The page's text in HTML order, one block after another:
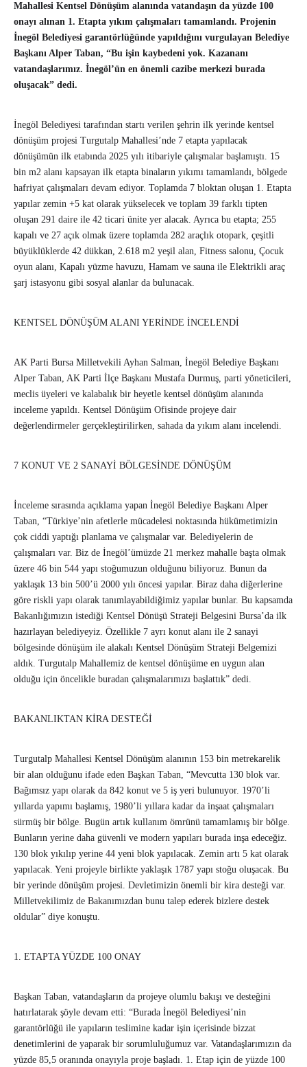
Mahallesi Kentsel Dönüşüm alanında vatandaşın da yüzde 100
onayı alınan 1. Etapta yıkım çalışmaları tamamlandı. Projenin
İnegöl Belediyesi garantörlüğünde yapıldığını vurgulayan Belediye
Başkanı Alper Taban, “Bu işin kaybedeni yok. Kazananı
vatandaşlarımız. İnegöl’ün en önemli cazibe merkezi burada
oluşacak” dedi.
İnegöl Belediyesi tarafından startı verilen şehrin ilk yerinde kentsel
dönüşüm projesi Turgutalp Mahallesi’nde 7 etapta yapılacak
dönüşümün ilk etabında 2025 yılı itibariyle çalışmalar başlamıştı. 15
bin m2 alanı kapsayan ilk etapta binaların yıkımı tamamlandı, bölgede
hafriyat çalışmaları devam ediyor. Toplamda 7 bloktan oluşan 1. Etapta
yapılar zemin +5 kat olarak yükselecek ve toplam 39 farklı tipten
oluşan 291 daire ile 42 ticari ünite yer alacak. Ayrıca bu etapta; 255
kapalı ve 27 açık olmak üzere toplamda 282 araçlık otopark, çeşitli
büyüklüklerde 42 dükkan, 2.618 m2 yeşil alan, Fitness salonu, Çocuk
oyun alanı, Kapalı yüzme havuzu, Hamam ve sauna ile Elektrikli araç
şarj istasyonu gibi sosyal alanlar da bulunacak.
KENTSEL DÖNÜŞÜM ALANI YERİNDE İNCELENDİ
AK Parti Bursa Milletvekili Ayhan Salman, İnegöl Belediye Başkanı
Alper Taban, AK Parti İlçe Başkanı Mustafa Durmuş, parti yöneticileri,
meclis üyeleri ve kalabalık bir heyetle kentsel dönüşüm alanında
inceleme yapıldı. Kentsel Dönüşüm Ofisinde projeye dair
değerlendirmeler gerçekleştirilirken, sahada da yıkım alanı incelendi.
7 KONUT VE 2 SANAYİ BÖLGESİNDE DÖNÜŞÜM
İnceleme sırasında açıklama yapan İnegöl Belediye Başkanı Alper
Taban, “Türkiye’nin afetlerle mücadelesi noktasında hükümetimizin
çok ciddi yaptığı planlama ve çalışmalar var. Belediyelerin de
çalışmaları var. Biz de İnegöl’ümüzde 21 merkez mahalle başta olmak
üzere 46 bin 544 yapı stoğumuzun olduğunu biliyoruz. Bunun da
yaklaşık 13 bin 500’ü 2000 yılı öncesi yapılar. Biraz daha diğerlerine
göre riskli yapı olarak tanımlayabildiğimiz yapılar bunlar. Bu kapsamda
Bakanlığımızın istediği Kentsel Dönüşü Strateji Belgesini Bursa’da ilk
hazırlayan belediyeyiz. Özellikle 7 ayrı konut alanı ile 2 sanayi
bölgesinde dönüşüm ile alakalı Kentsel Dönüşüm Strateji Belgemizi
aldık. Turgutalp Mahallemiz de kentsel dönüşüme en uygun alan
olduğu için öncelikle buradan çalışmalarımızı başlattık” dedi.
BAKANLIKTAN KİRA DESTEĞİ
Turgutalp Mahallesi Kentsel Dönüşüm alanının 153 bin metrekarelik
bir alan olduğunu ifade eden Başkan Taban, “Mevcutta 130 blok var.
Bağımsız yapı olarak da 842 konut ve 5 iş yeri bulunuyor. 1970’li
yıllarda yapımı başlamış, 1980’li yıllara kadar da inşaat çalışmaları
sürmüş bir bölge. Bugün artık kullanım ömrünü tamamlamış bir bölge.
Bunların yerine daha güvenli ve modern yapıları burada inşa edeceğiz.
130 blok yıkılıp yerine 44 yeni blok yapılacak. Zemin artı 5 kat olarak
yapılacak. Yeni projeyle birlikte yaklaşık 1787 yapı stoğu oluşacak. Bu
bir yerinde dönüşüm projesi. Devletimizin önemli bir kira desteği var.
Milletvekilimiz de Bakanımızdan bunu talep ederek bizlere destek
oldular” diye konuştu.
1. ETAPTA YÜZDE 100 ONAY
Başkan Taban, vatandaşların da projeye olumlu bakışı ve desteğini
hatırlatarak şöyle devam etti: “Burada İnegöl Belediyesi’nin
garantörlüğü ile yapıların teslimine kadar işin içerisinde bizzat
denetimlerini de yaparak bir sorumluluğumuz var. Vatandaşlarımızın da
yüzde 85,5 oranında onayıyla proje başladı. 1. Etap için de yüzde 100